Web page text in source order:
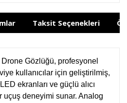
Taksit Seçenekleri
Gözlüğü, profesyonel
kullanıcılar için geliştirilmiş,
ekranları ve güçlü alıcı
uçuş deneyimi sunar. Analog